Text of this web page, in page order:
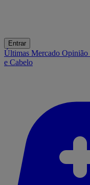
Entrar
Últimas Mercado Opinião
e Cabelo